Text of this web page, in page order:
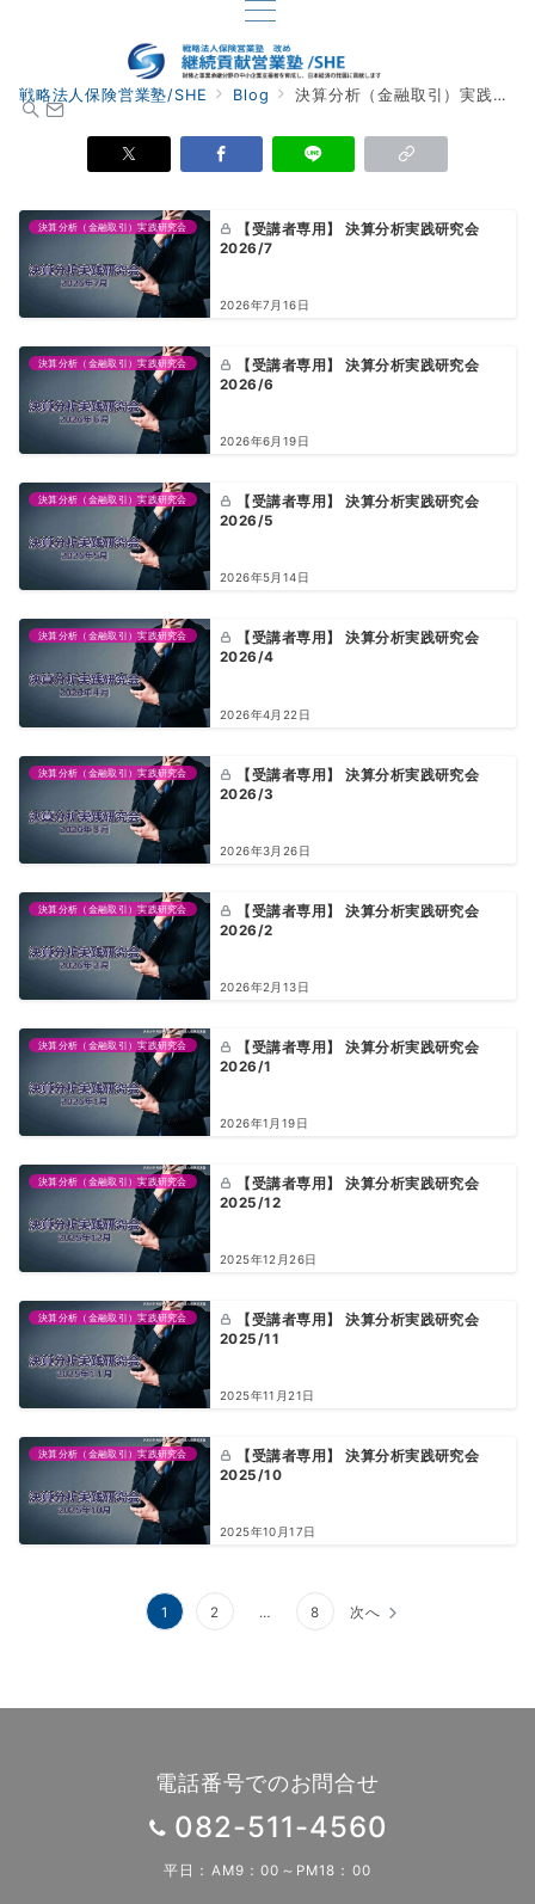
戦略法人保険営業塾/SHE Blog 決算分析（金融取引）実践研究会
決算分析（金融取引）実践研究会
【受講者専用】 決算分析実践研究会
2026/7
2026年7月16日
決算分析（金融取引）実践研究会
【受講者専用】 決算分析実践研究会
2026/6
2026年6月19日
決算分析（金融取引）実践研究会
【受講者専用】 決算分析実践研究会
2026/5
2026年5月14日
決算分析（金融取引）実践研究会
【受講者専用】 決算分析実践研究会
2026/4
2026年4月22日
決算分析（金融取引）実践研究会
【受講者専用】 決算分析実践研究会
2026/3
2026年3月26日
決算分析（金融取引）実践研究会
【受講者専用】 決算分析実践研究会
2026/2
2026年2月13日
決算分析（金融取引）実践研究会
【受講者専用】 決算分析実践研究会
2026/1
2026年1月19日
決算分析（金融取引）実践研究会
【受講者専用】 決算分析実践研究会
2025/12
2025年12月26日
決算分析（金融取引）実践研究会
【受講者専用】 決算分析実践研究会
2025/11
2025年11月21日
決算分析（金融取引）実践研究会
【受講者専用】 決算分析実践研究会
2025/10
2025年10月17日
1 2 … 8 次へ
電話番号でのお問合せ
082-511-4560
平日：AM9：00～PM18：00